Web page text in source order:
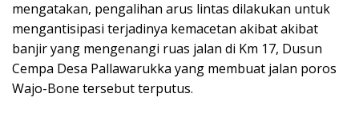
mengatakan, pengalihan arus lintas dilakukan untuk
mengantisipasi terjadinya kemacetan akibat akibat
banjir yang mengenangi ruas jalan di Km 17, Dusun
Cempa Desa Pallawarukka yang membuat jalan poros
Wajo-Bone tersebut terputus.